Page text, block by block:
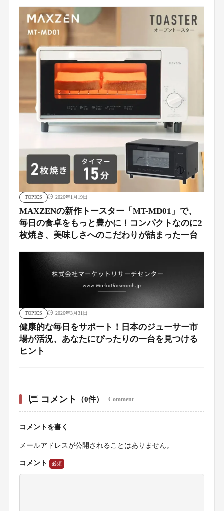
TOPICS 2026年1月19日
MAXZENの新作トースター「MT-MD01」で、
毎日の食卓をもっと豊かに！コンパクトなのに2
枚焼き、美味しさへのこだわりが詰まった一台
TOPICS 2026年3月31日
健康的な毎日をサポート！日本のジューサー市
場が活況、あなたにぴったりの一台を見つける
ヒント
コメント （0件） Comment
コメントを書く
メールアドレスが公開されることはありません。
コメント